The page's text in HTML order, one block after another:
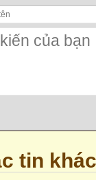
tin khác